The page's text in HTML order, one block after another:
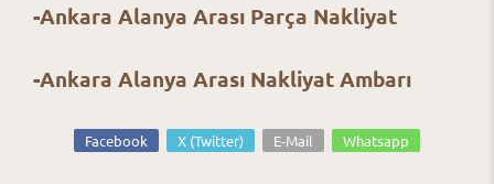
-Ankara Alanya Arası Parça Nakliyat
-Ankara Alanya Arası Nakliyat Ambarı
Facebook X (Twitter) E-Mail Whatsapp